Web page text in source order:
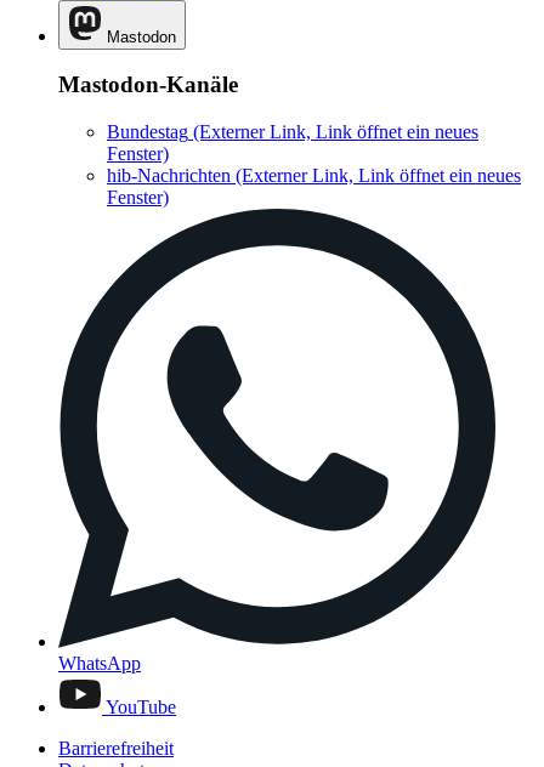
Mastodon
Mastodon-Kanäle
Bundestag (Externer Link, Link öffnet ein neues
Fenster)
hib-Nachrichten (Externer Link, Link öffnet ein neues
Fenster)
WhatsApp
YouTube
Barrierefreiheit